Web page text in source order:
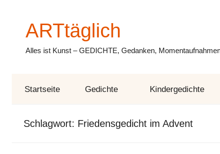
Inhalt
springen
ARTtäglich
Alles ist Kunst – GEDICHTE, Gedanken,
Startseite Gedichte Kindergedichte
Schlagwort: Friedensgedicht im Advent